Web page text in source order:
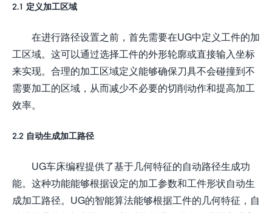
2.1 定义加工区域
在进行路径设置之前，首先需要在UG中定义工件的加
工区域。这可以通过选择工件的外形轮廓或直接输入坐标
来实现。合理的加工区域定义能够确保刀具不会碰撞到不
需要加工的区域，从而减少不必要的切削动作和提高加工
效率。
2.2 自动生成加工路径
UG车床编程提供了基于几何特征的自动路径生成功
能。这种功能能够根据设定的加工参数和工件形状自动生
成加工路径。UG的智能算法能够根据工件的几何特征，自